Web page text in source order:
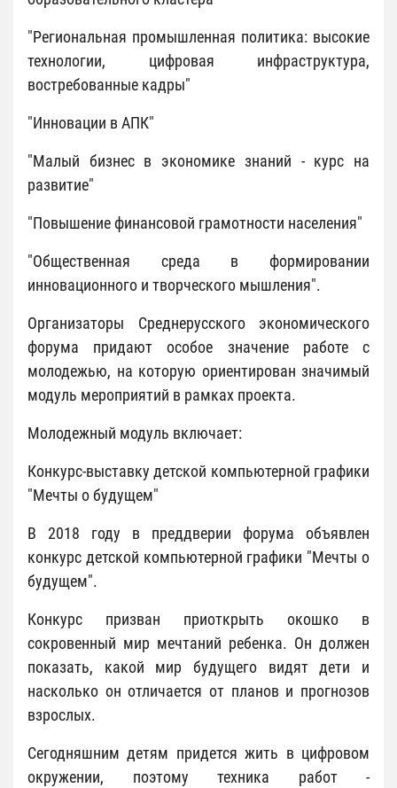
"Региональная промышленная политика: высокие
технологии, цифровая инфраструктура,
востребованные кадры"
"Инновации в АПК"
"Малый бизнес в экономике знаний - курс на
развитие"
"Повышение финансовой грамотности населения"
"Общественная среда в формировании
инновационного и творческого мышления".
Организаторы Среднерусского экономического
форума придают особое значение работе с
молодежью, на которую ориентирован значимый
модуль мероприятий в рамках проекта.
Молодежный модуль включает:
Конкурс-выставку детской компьютерной графики
"Мечты о будущем"
В 2018 году в преддверии форума объявлен
конкурс детской компьютерной графики "Мечты о
будущем".
Конкурс призван приоткрыть окошко в
сокровенный мир мечтаний ребенка. Он должен
показать, какой мир будущего видят дети и
насколько он отличается от планов и прогнозов
взрослых.
Сегодняшним детям придется жить в цифровом
окружении, поэтому техника работ -